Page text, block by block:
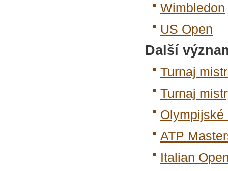
Wimbledon
US Open
Další
Turnaj
Turnaj
Olympijské
ATP
Italian